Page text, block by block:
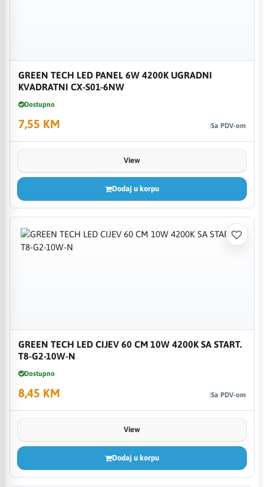
GREEN TECH LED PANEL 6W 4200K UGRADNI
KVADRATNI CX-S01-6NW
Dostupno
7,55 KM Sa PDV-om
View
Dodaj u korpu
GREEN TECH LED CIJEV 60 CM 10W 4200K SA START.
T8-G2-10W-N
Dostupno
8,45 KM Sa PDV-om
View
Dodaj u korpu